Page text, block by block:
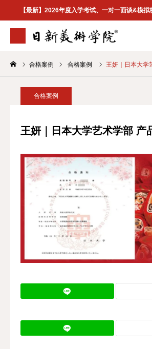
【最新】2026年度入学考试、一对一面谈&模拟
合格案例 合格案例 王妍｜日本大学
合格案例
王妍｜日本大学艺术学部 产
学院介绍
合格案例
最新資訊
合格案例